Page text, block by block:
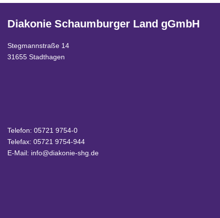
Diakonie Schaumburger Land gGmbH
Stegmannstraße 14
31655 Stadthagen
Telefon: 05721 9754-0
Telefax: 05721 9754-944
E-Mail: info@diakonie-shg.de